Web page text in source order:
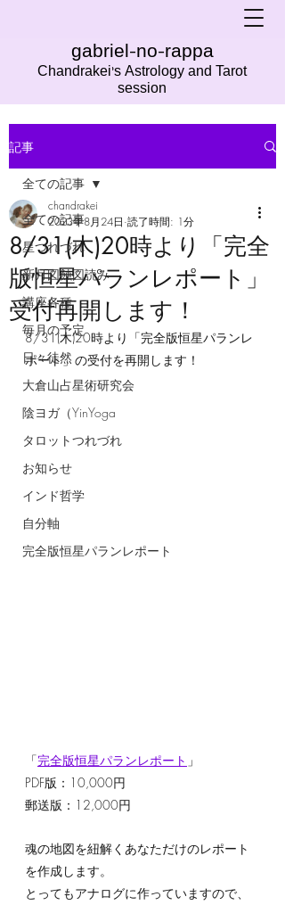
gabriel-no-rappa
Chandrakei's Astrology and Tarot
session
記事
全ての記事
星つれづれ
新月図蝕図読み
講座各種
毎月の予定
日々徒然
大倉山占星術研究会
陰ヨガ（YinYoga
タロットつれづれ
お知らせ
インド哲学
自分軸
完全版恒星パランレポート
全ての記事
8/31(木)20時より「完全
版恒星パランレポート」
受付再開します！
chandrakei
2023年8月24日 読了時間: 1分
8/31(木)20時より「完全版恒星パランレ
ポート」の受付を再開します！
「完全版恒星パランレポート 」
PDF版：10,000円
郵送版：12,000円
魂の地図を紐解くあなただけのレポート
を作成します。
とってもアナログに作っていますので、